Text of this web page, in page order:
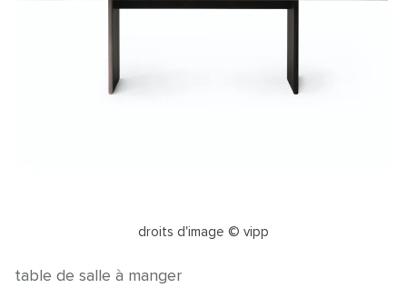
droits d'image © vipp
table de salle à manger